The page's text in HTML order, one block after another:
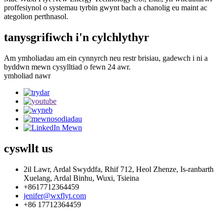
proffesiynol o systemau tyrbin gwynt bach a chanolig eu maint ac
ategolion perthnasol.
tanysgrifiwch i'n cylchlythyr
Am ymholiadau am ein cynnyrch neu restr brisiau, gadewch i ni a
byddwn mewn cysylltiad o fewn 24 awr.
ymholiad nawr
cyswllt us
2il Lawr, Ardal Swyddfa, Rhif 712, Heol Zhenze, Is-ranbarth
Xuelang, Ardal Binhu, Wuxi, Tsieina
+8617712364459
jenifer@wxflyt.com
+86 17712364459